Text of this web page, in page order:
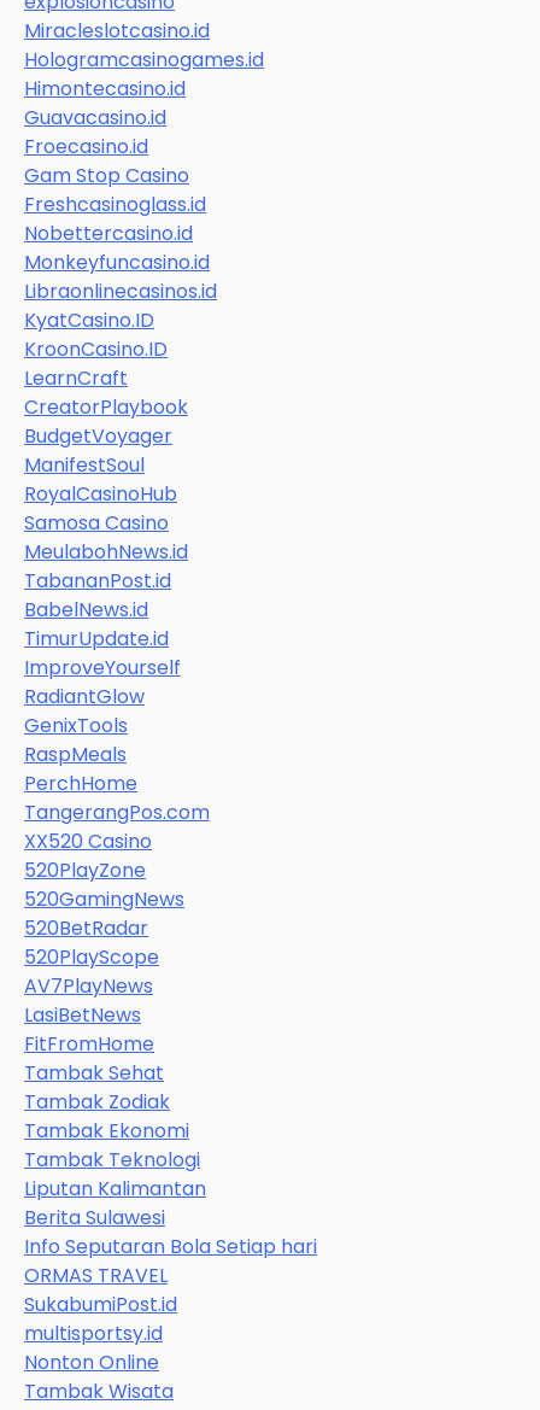
Miracleslotcasino.id
Hologramcasinogames.id
Himontecasino.id
Guavacasino.id
Froecasino.id
Gam Stop Casino
Freshcasinoglass.id
Nobettercasino.id
Monkeyfuncasino.id
Libraonlinecasinos.id
KyatCasino.ID
KroonCasino.ID
LearnCraft
CreatorPlaybook
BudgetVoyager
ManifestSoul
RoyalCasinoHub
Samosa Casino
MeulabohNews.id
TabananPost.id
BabelNews.id
TimurUpdate.id
ImproveYourself
RadiantGlow
GenixTools
RaspMeals
PerchHome
TangerangPos.com
XX520 Casino
520PlayZone
520GamingNews
520BetRadar
520PlayScope
AV7PlayNews
LasiBetNews
FitFromHome
Tambak Sehat
Tambak Zodiak
Tambak Ekonomi
Tambak Teknologi
Liputan Kalimantan
Berita Sulawesi
Info Seputaran Bola Setiap hari
ORMAS TRAVEL
SukabumiPost.id
multisportsy.id
Nonton Online
Tambak Wisata